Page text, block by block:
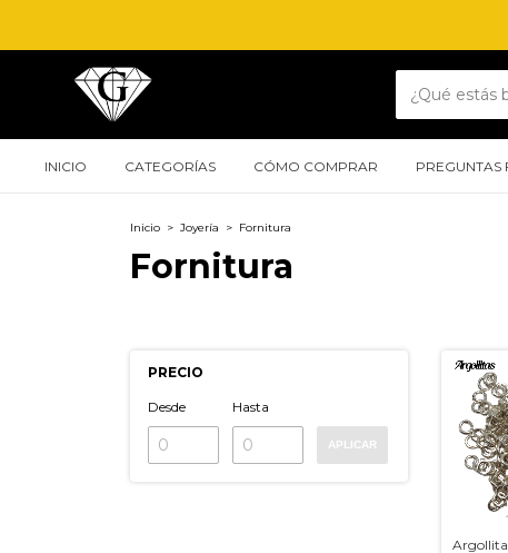
INICIO CATEGORÍAS CÓMO COMPRAR PREGUNTAS
Inicio > Joyería > Fornitura
Fornitura
PRECIO
Desde Hasta
APLICAR